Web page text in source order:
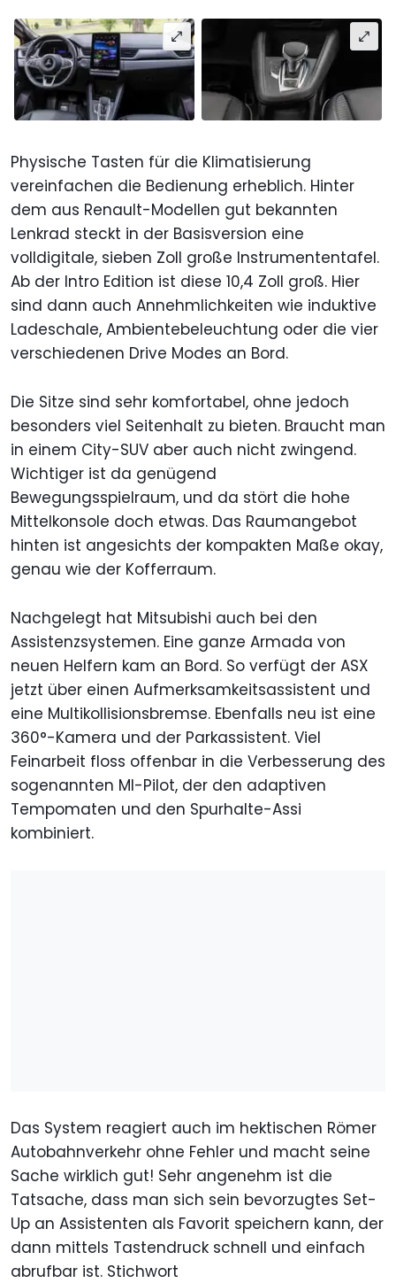
Physische Tasten für die Klimatisierung
vereinfachen die Bedienung erheblich. Hinter
dem aus Renault-Modellen gut bekannten
Lenkrad steckt in der Basisversion eine
volldigitale, sieben Zoll große Instrumententafel.
Ab der Intro Edition ist diese 10,4 Zoll groß. Hier
sind dann auch Annehmlichkeiten wie induktive
Ladeschale, Ambientebeleuchtung oder die vier
verschiedenen Drive Modes an Bord.
Die Sitze sind sehr komfortabel, ohne jedoch
besonders viel Seitenhalt zu bieten. Braucht man
in einem City-SUV aber auch nicht zwingend.
Wichtiger ist da genügend
Bewegungsspielraum, und da stört die hohe
Mittelkonsole doch etwas. Das Raumangebot
hinten ist angesichts der kompakten Maße okay,
genau wie der Kofferraum.
Nachgelegt hat Mitsubishi auch bei den
Assistenzsystemen. Eine ganze Armada von
neuen Helfern kam an Bord. So verfügt der ASX
jetzt über einen Aufmerksamkeitsassistent und
eine Multikollisionsbremse. Ebenfalls neu ist eine
360°-Kamera und der Parkassistent. Viel
Feinarbeit floss offenbar in die Verbesserung des
sogenannten MI-Pilot, der den adaptiven
Tempomaten und den Spurhalte-Assi
kombiniert.
Das System reagiert auch im hektischen Römer
Autobahnverkehr ohne Fehler und macht seine
Sache wirklich gut! Sehr angenehm ist die
Tatsache, dass man sich sein bevorzugtes Set-
Up an Assistenten als Favorit speichern kann, der
dann mittels Tastendruck schnell und einfach
abrufbar ist. Stichwort